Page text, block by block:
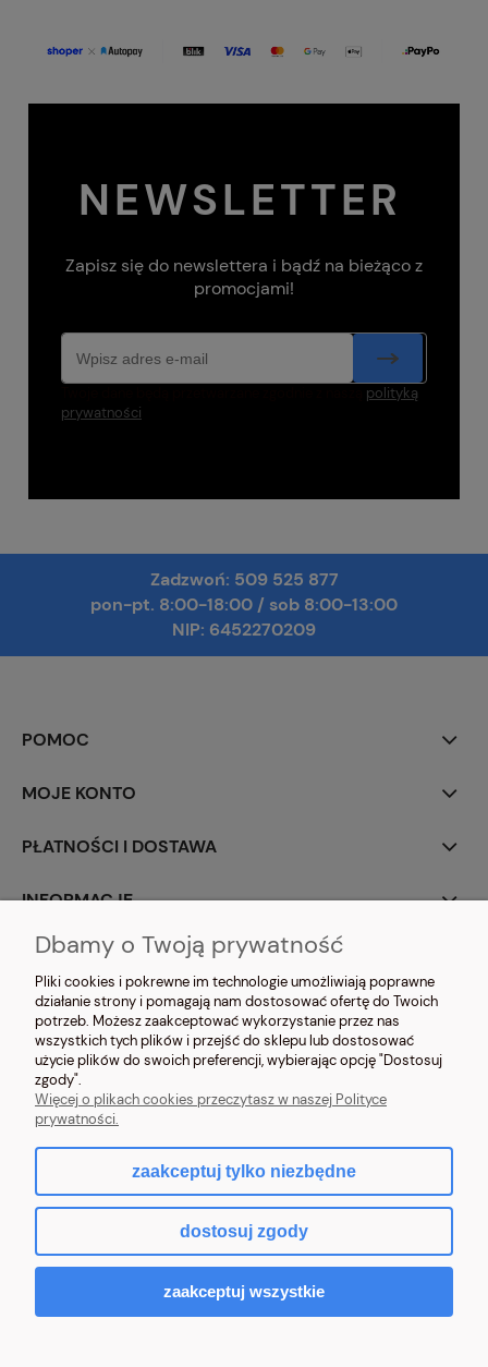
NEWSLETTER
Zapisz się do newslettera i bądź na bieżąco z
promocjami!
polityką
prywatności
Zadzwoń: 509 525 877
pon-pt. 8:00-18:00 / sob 8:00-13:00
NIP: 6452270209
POMOC
MOJE KONTO
PŁATNOŚCI I DOSTAWA
INFORMACJE
O NAS
NOSIMYSIE.PL Sylwia Kiołbasa | ul. Głowackiego 2, 42-690 Tworóg | NIP:
6452270209 | tel.509 525 877| e-mail:sklep@nosimysie.pl
Sklep internetowy Shoper.pl
Dbamy o Twoją prywatność
Pliki cookies i pokrewne im technologie umożliwiają poprawne
działanie strony i pomagają nam dostosować ofertę do Twoich
potrzeb. Możesz zaakceptować wykorzystanie przez nas
wszystkich tych plików i przejść do sklepu lub dostosować
użycie plików do swoich preferencji, wybierając opcję "Dostosuj
zgody".
Więcej o plikach cookies przeczytasz w naszej Polityce
prywatności.
zaakceptuj tylko niezbędne
dostosuj zgody
zaakceptuj wszystkie